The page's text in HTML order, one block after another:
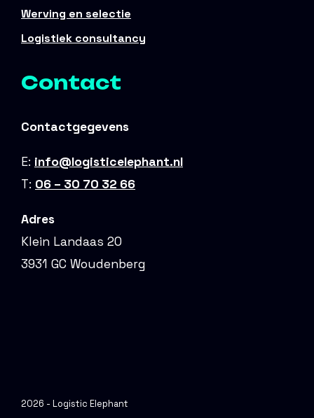
Werving en selectie
Logistiek consultancy
Contact
Contactgegevens
E: info@logisticelephant.nl
T: 06 – 30 70 32 66
Adres
Klein Landaas 20
3931 GC Woudenberg
2026 - Logistic Elephant